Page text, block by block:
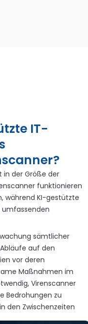
IT-
in der Größe der
funktionieren
während KI-gestützte
sämtlicher
auf den
vor deren
Maßnahmen im
Virenscanner
Bedrohungen zu
den Zwischenzeiten